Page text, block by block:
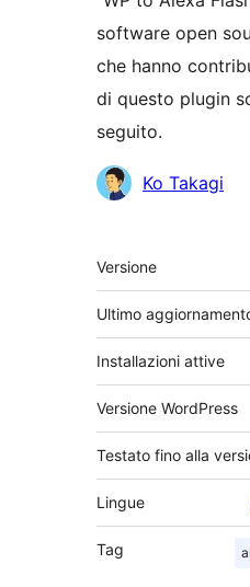
software open
che hanno
di questo plugin
seguito.
Collaboratori
Ko Takagi
Meta
Versione
Ultimo
Installazioni attive
Versione WordPress
Testato fino alla
Lingue
Tag